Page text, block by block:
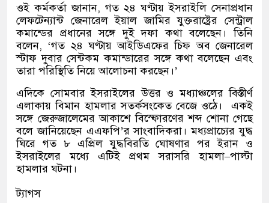
ওই কর্মকর্তা জানান, গত ২৪ ঘণ্টায় ইসরাইলি সেনাপ্রধান
লেফটেন্যান্ট জেনারেল ইয়াল জামির যুক্তরাষ্ট্রের সেন্ট্রাল
কমান্ডের প্রধানের সঙ্গে দুই দফা কথা বলেছেন। তিনি
বলেন, ‘গত ২৪ ঘণ্টায় আইডিএফের চিফ অব জেনারেল
স্টাফ দুবার সেন্টকম কমান্ডারের সঙ্গে কথা বলেছেন এবং
তারা পরিস্থিতি নিয়ে আলোচনা করছেন।’
এদিকে সোমবার ইসরাইলের উত্তর ও মধ্যাঞ্চলের বিস্তীর্ণ
এলাকায় বিমান হামলার সতর্কসংকেত বেজে ওঠে।
একই
সঙ্গে জেরুজালেমের আকাশে বিস্ফোরণের শব্দ শোনা গেছে
বলে জানিয়েছেন এএফপি’র সাংবাদিকরা। মধ্যপ্রাচ্যের যুদ্ধ
ঘিরে গত ৮ এপ্রিল যুদ্ধবিরতি ঘোষণার পর ইরান ও
ইসরাইলের মধ্যে এটিই প্রথম সরাসরি হামলা–পাল্টা
হামলার ঘটনা।
ট্যাগস